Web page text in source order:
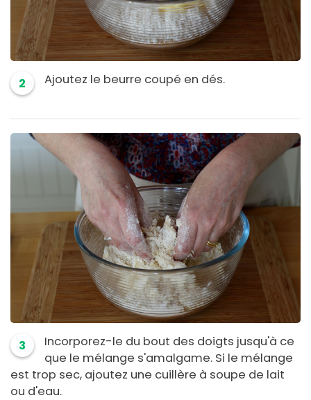
2 Ajoutez le beurre coupé en dés.
3
Incorporez-le du bout des doigts jusqu'à ce
que le mélange s'amalgame. Si le mélange
est trop sec, ajoutez une cuillère à soupe de lait
ou d'eau.